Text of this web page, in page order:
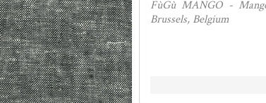
FùGù MANGO -
Brussels, Belgium